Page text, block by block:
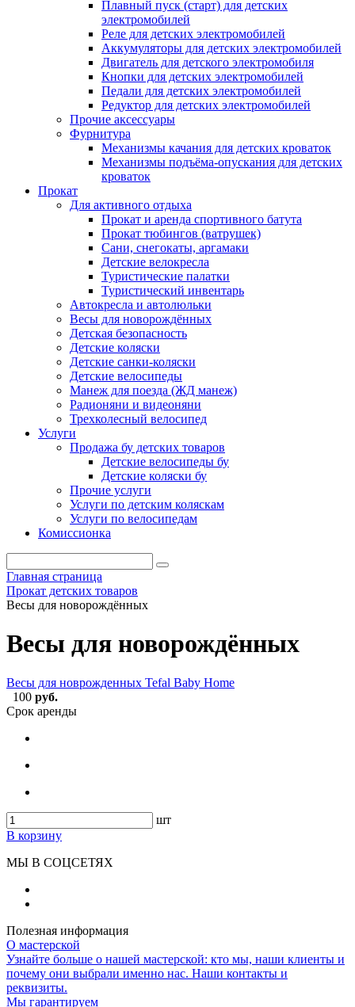
Плавный пуск (старт) для детских
электромобилей
Реле для детских электромобилей
Аккумуляторы для детских электромобилей
Двигатель для детского электромобиля
Кнопки для детских электромобилей
Педали для детских электромобилей
Редуктор для детских электромобилей
Прочие аксессуары
Фурнитура
Механизмы качания для детских кроваток
Механизмы подъёма-опускания для детских
кроваток
Прокат
Для активного отдыха
Прокат и аренда спортивного батута
Прокат тюбингов (ватрушек)
Сани, снегокаты, аргамаки
Детские велокресла
Туристические палатки
Туристический инвентарь
Автокресла и автолюльки
Весы для новорождённых
Детская безопасность
Детские коляски
Детские санки-коляски
Детские велосипеды
Манеж для поезда (ЖД манеж)
Радионяни и видеоняни
Трехколесный велосипед
Услуги
Продажа бу детских товаров
Детские велосипеды бу
Детские коляски бу
Прочие услуги
Услуги по детским коляскам
Услуги по велосипедам
Комиссионка
Главная страница
Прокат детских товаров
Весы для новорождённых
Весы для новорождённых
Весы для новрожденных Tefal Baby Home
100 руб.
Срок аренды
шт
В корзину
МЫ В СОЦСЕТЯХ
Полезная информация
О мастерской
Узнайте больше о нашей мастерской: кто мы, наши клиенты и
почему они выбрали именно нас. Наши контакты и
реквизиты.
Мы гарантируем